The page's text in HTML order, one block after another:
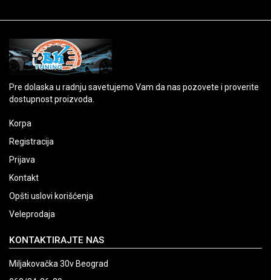
Pre dolaska u radnju savetujemo Vam da nas pozovete i proverite
dostupnost proizvoda.
Korpa
Registracija
Prijava
Kontakt
Opšti uslovi korišćenja
Veleprodaja
KONTAKTIRAJTE NAS
Miljakovačka 30v Beograd